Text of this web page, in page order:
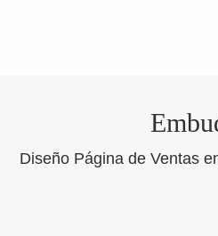
Diseño Página de Ventas